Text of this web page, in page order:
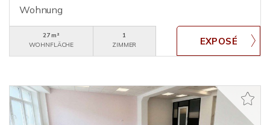
Wohnung
27 m²
WOHNFLÄCHE
1
ZIMMER